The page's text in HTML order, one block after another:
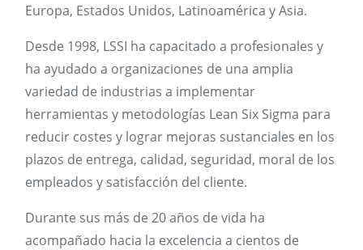
Europa, Estados Unidos, Latinoamérica y Asia.
Desde 1998, LSSI ha capacitado a profesionales y
ha ayudado a organizaciones de una amplia
variedad de industrias a implementar
herramientas y metodologías Lean Six Sigma para
reducir costes y lograr mejoras sustanciales en los
plazos de entrega, calidad, seguridad, moral de los
empleados y satisfacción del cliente.
Durante sus más de 20 años de vida ha
acompañado hacia la excelencia a cientos de